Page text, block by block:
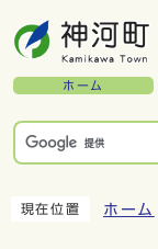
ホーム
現在位置 ホーム